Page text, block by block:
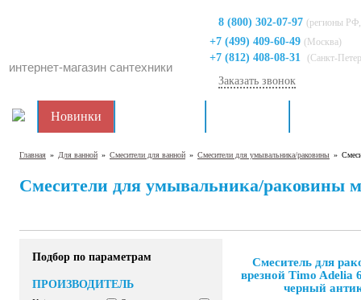
интернет-магазин сантехники
8 (800) 302-07-97 (регионы
+7 (499) 409-60-49 (Москва)
+7 (812) 408-08-31 (Санкт-
Заказать звонок
Новинки
Главная » Для ванной » Смесители для ванной » Смесители для умывальника/раковины »
Смесители для умывальника/раковины
Подбор по параметрам
ПРОИЗВОДИТЕЛЬ
Смеситель для
врезной Timo Adelia
черный